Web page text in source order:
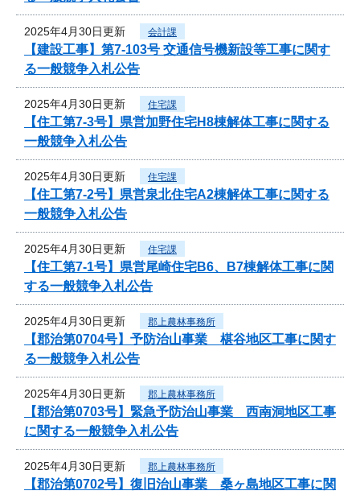
2025年4月30日更新 会計課
【建設工事】第7-103号 交通信号機新設等工事に関す
る一般競争入札公告
2025年4月30日更新 住宅課
【住工第7-3号】県営加野住宅H8棟解体工事に関する
一般競争入札公告
2025年4月30日更新 住宅課
【住工第7-2号】県営泉北住宅A2棟解体工事に関する
一般競争入札公告
2025年4月30日更新 住宅課
【住工第7-1号】県営尾崎住宅B6、B7棟解体工事に関
する一般競争入札公告
2025年4月30日更新 郡上農林事務所
【郡治第0704号】予防治山事業 椹谷地区工事に関す
る一般競争入札公告
2025年4月30日更新 郡上農林事務所
【郡治第0703号】緊急予防治山事業 西南洞地区工事
に関する一般競争入札公告
2025年4月30日更新 郡上農林事務所
【郡治第0702号】復旧治山事業 桑ヶ島地区工事に関